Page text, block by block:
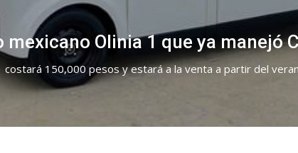
Olinia 1 que ya manejó
costará 150,000 pesos y estará a la venta a partir del